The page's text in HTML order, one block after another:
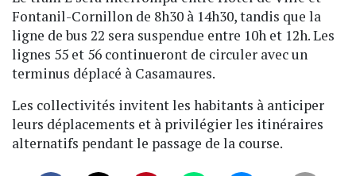
Fontanil-Cornillon de 8h30 à 14h30, tandis que la
ligne de bus 22 sera suspendue entre 10h et 12h. Les
lignes 55 et 56 continueront de circuler avec un
terminus déplacé à Casamaures.
Les collectivités invitent les habitants à anticiper
leurs déplacements et à privilégier les itinéraires
alternatifs pendant le passage de la course.